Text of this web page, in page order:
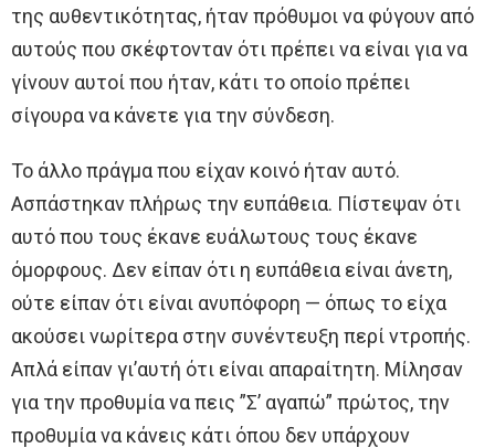
της αυθεντικότητας, ήταν πρόθυμοι να φύγουν από
αυτούς που σκέφτονταν ότι πρέπει να είναι για να
γίνουν αυτοί που ήταν, κάτι το οποίο πρέπει
σίγουρα να κάνετε για την σύνδεση.
Το άλλο πράγμα που είχαν κοινό ήταν αυτό.
Ασπάστηκαν πλήρως την ευπάθεια. Πίστεψαν ότι
αυτό που τους έκανε ευάλωτους τους έκανε
όμορφους. Δεν είπαν ότι η ευπάθεια είναι άνετη,
ούτε είπαν ότι είναι ανυπόφορη — όπως το είχα
ακούσει νωρίτερα στην συνέντευξη περί ντροπής.
Απλά είπαν γι’αυτή ότι είναι απαραίτητη. Μίλησαν
για την προθυμία να πεις ”Σ’ αγαπώ” πρώτος, την
προθυμία να κάνεις κάτι όπου δεν υπάρχουν